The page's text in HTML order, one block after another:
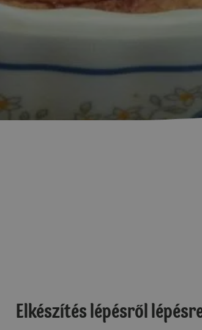
Elkészítés lépésről